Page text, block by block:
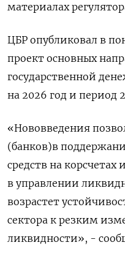
материалах
ЦБР опубликовал в
проект основных
государственной
на 2026 год и период
«Нововведения
(банков)в
средств на корсчетах
в управлении
возрастет
сектора к резким
ликвидности», -